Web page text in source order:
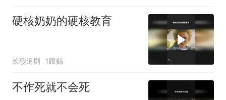
硬核奶奶的硬核教育
长歌追剧 1跟贴
不作死就不会死